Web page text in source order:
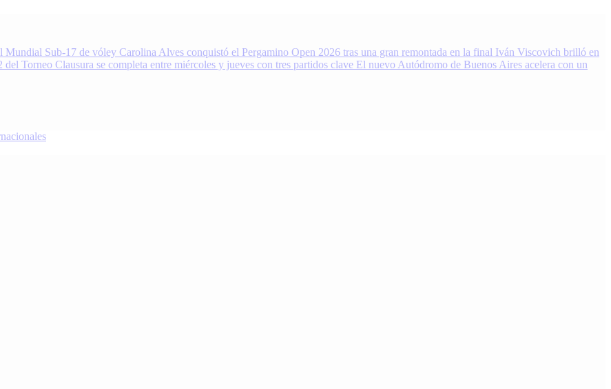
Mundial Sub-17 de vóley Carolina Alves conquistó el Pergamino Open 2026 tras una gran remontada en la final Iván Viscovich brilló en
del Torneo Clausura se completa entre miércoles y jueves con tres partidos clave El nuevo Autódromo de Buenos Aires acelera con un